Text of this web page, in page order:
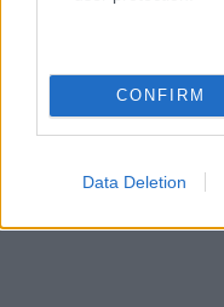
CONFIRM
Data Deletion